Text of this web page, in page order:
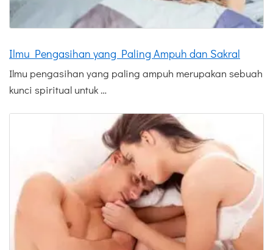
Ilmu Pengasihan yang Paling Ampuh dan Sakral
Ilmu pengasihan yang paling ampuh merupakan sebuah
kunci spiritual untuk …